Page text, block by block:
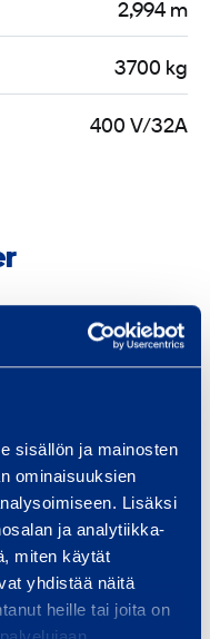
sisällön ja mainosten
ominaisuuksien
Lisäksi
ja analytiikka-
miten käytät
yhdistää näitä
heille tai joita on
2,994 m
3700 kg
400 V/32A